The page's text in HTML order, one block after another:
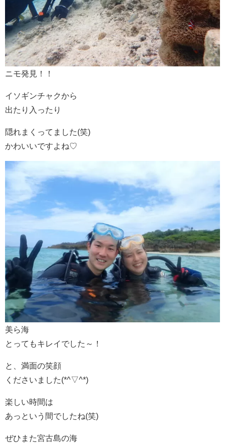
ニモ発見！！
イソギンチャクから
出たり入ったり
隠れまくってました(笑)
かわいいですよね♡
美ら海
とってもキレイでした～！
と、満面の笑顔
くださいました(*^▽^*)
楽しい時間は
あっという間でしたね(笑)
ぜひまた宮古島の海